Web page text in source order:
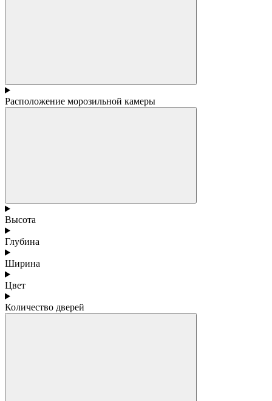
Расположение морозильной камеры
Высота
Глубина
Ширина
Цвет
Количество дверей